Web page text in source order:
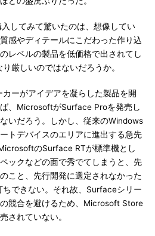
してみて驚いたのは、想像してい
感やディテールにこだわった作り込
レベルの製品を低価格で出されてし
厳しいのではないだろうか。
ーがアイデアを凝らした製品を開
、MicrosoftがSurface Proを発売し
いだろう。しかし、従来のWindows
トデバイスのエリアに進出する急先
のSurface RTが標準機とし
ックなどの面で秀でてしまうと、先
こと、先行開発に選定されなかった
ちできない。それ故、Surfaceシリー
競合を避けるため、Microsoft Store
されていない。